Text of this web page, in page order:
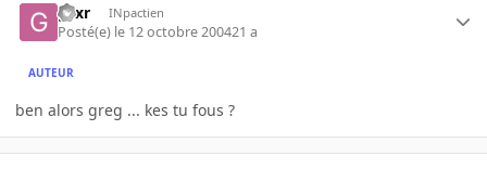
gsxr INpactien
Posté(e) le 12 octobre 200421 a
AUTEUR
ben alors greg ... kes tu fous ?